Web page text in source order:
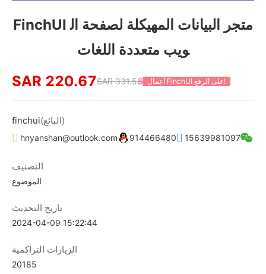
FinchUI متجر البيانات المهيكلة لصفحة ال
ويب متعددة اللغات
SAR 220.67SAR 331.56 أعمال FinchUI على الرفع!
finchui (البائع)
hnyanshan@outlook.com 914466480 15639981097
التصنيف
الموضوع
تاريخ التحديث
2024-04-09 15:22:44
الزيارات التراكمية
20185